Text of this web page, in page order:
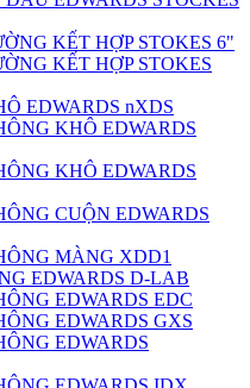
KẾT HỢP STOKES 6"
KẾT HỢP STOKES
EDWARDS nXDS
KHÔ EDWARDS
KHÔ EDWARDS
CUỘN EDWARDS
MÀNG XDD1
EDWARDS D-LAB
EDWARDS EDC
EDWARDS GXS
EDWARDS